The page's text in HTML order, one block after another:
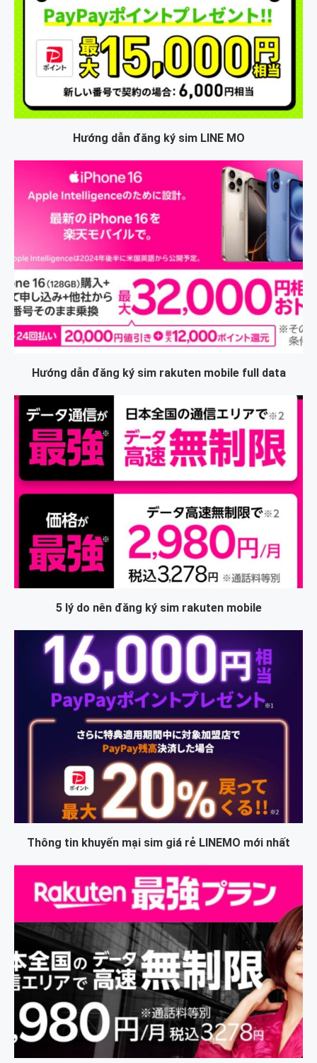
Hướng dẫn đăng ký sim LINE MO
Hướng dẫn đăng ký sim rakuten mobile full data
5 lý do nên đăng ký sim rakuten mobile
Thông tin khuyến mại sim giá rẻ LINEMO mới nhất